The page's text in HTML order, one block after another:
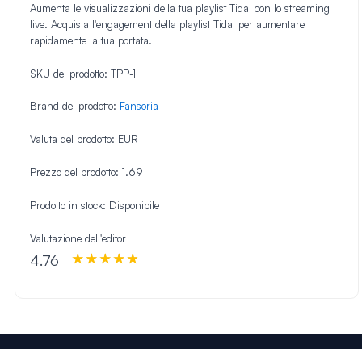
Aumenta le visualizzazioni della tua playlist Tidal con lo streaming
live. Acquista l'engagement della playlist Tidal per aumentare
rapidamente la tua portata.
SKU del prodotto: TPP-1
Brand del prodotto: Fansoria
Valuta del prodotto: EUR
Prezzo del prodotto: 1.69
Prodotto in stock: Disponibile
Valutazione dell'editor
4.76